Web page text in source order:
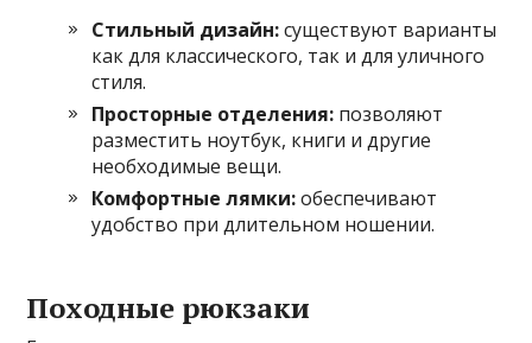
Стильный дизайн:существуют варианты
как для классического, так и для уличного
стиля.
Просторные отделения: позволяют
разместить ноутбук, книги и другие
необходимые вещи.
Комфортные лямки:обеспечивают
удобство при длительном ношении.
Походные рюкзаки